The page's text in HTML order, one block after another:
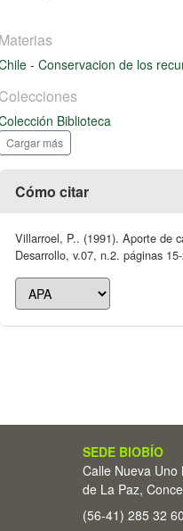
Materias
- Conservacion de los
Colecciones
Biblioteca
Cargar más
Cómo citar
Villarroel, P.. (1991). Aporte de
Desarrollo, v.07, n.2. páginas
SEDE BIOBÍO
Calle Nueva Uno
de La Paz,
(56-41) 285 32 60